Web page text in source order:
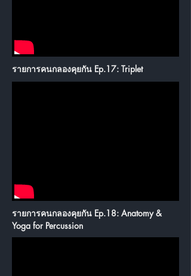
รายการคนกลองคุยกัน Ep.17: Triplet
รายการคนกลองคุยกัน Ep.18: Anatomy &
Yoga for Percussion